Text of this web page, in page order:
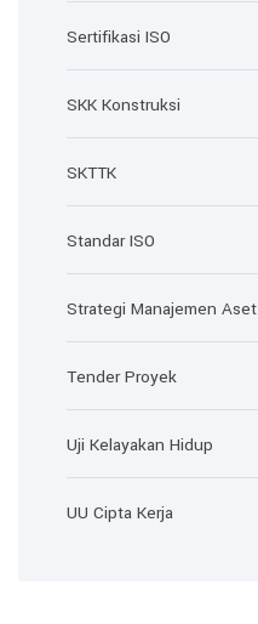
Sertifikasi ISO
SKK Konstruksi
SKTTK
Standar ISO
Strategi Manajemen Aset
Tender Proyek
Uji Kelayakan Hidup
UU Cipta Kerja